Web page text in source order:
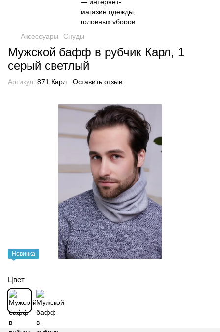
Аксессуары Снуды
Мужской бафф в рубчик Карл, 1
серый светлый
Артикул: 871 Карл Оставить отзыв
Новинка
Цвет